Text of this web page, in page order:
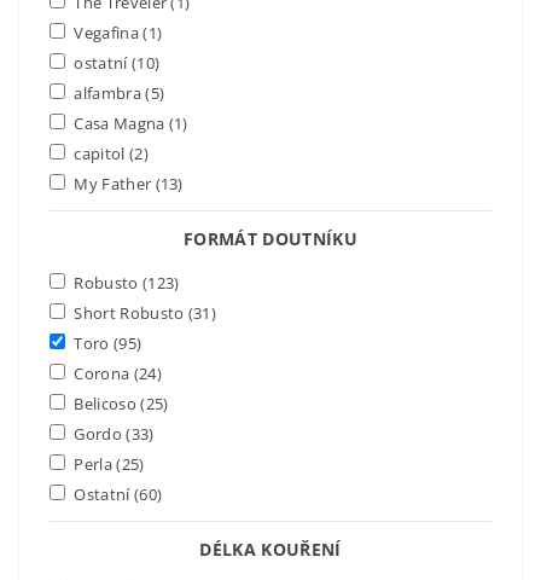
Vegafina(1)
ostatní(10)
alfambra(5)
Casa Magna (1)
capitol (2)
My Father (13)
FORMÁT DOUTNÍKU
Robusto (123)
Short Robusto (31)
Toro (95)
Corona (24)
Belicoso(25)
Gordo(33)
Perla(25)
Ostatní(60)
DÉLKA KOUŘENÍ